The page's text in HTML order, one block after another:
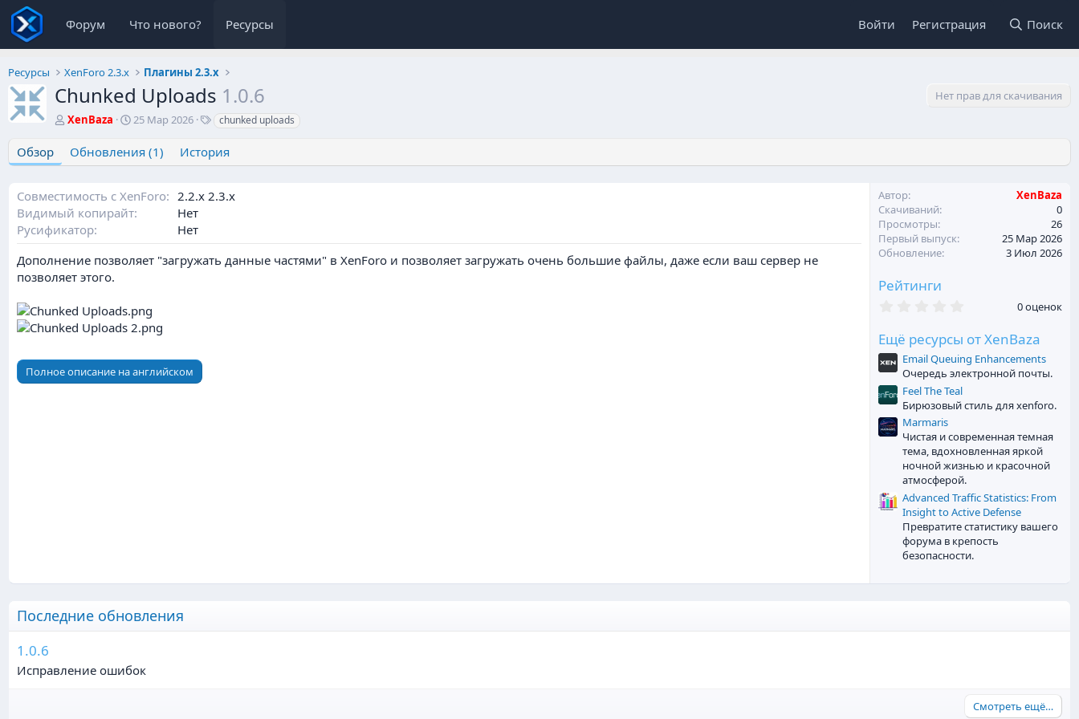
Форум Что нового? Ресурсы Войти Регистрация Поиск
Ресурсы XenForo 2.3.x Плагины 2.3.х
Chunked Uploads 1.0.6
Нет прав для скачивания
А
т
о
XenBaza
Д
т
а
о
д
и
25 Мар 2026
г
и
chunked uploads
Обзор Обновления (1) История
Совместимость с XenForo
2.2.х 2.3.х
Видимый копирайт
Нет
Русификатор
Нет
Дополнение позволяет "загружать данные частями" в XenForo и позволяет загружать очень большие файлы, даже если ваш сервер не
позволяет этого.
Полное описание на английском
Автор
XenBaza
Скачиваний
0
Просмотры
26
Первый выпуск
25 Мар 2026
Обновление
3 Июл 2026
Рейтинги
0
в
ё
д
0 оценок
Ещё ресурсы от XenBaza
Email Queuing Enhancements
Очередь электронной почты.
Feel The Teal
Бирюзовый стиль для xenforo.
Marmaris
Чистая и современная темная
тема, вдохновленная яркой
ночной жизнью и красочной
атмосферой.
Advanced Traffic Statistics: From
Insight to Active Defense
Превратите статистику вашего
форума в крепость
безопасности.
Последние обновления
1.0.6
Исправление ошибок
Смотреть ещё…